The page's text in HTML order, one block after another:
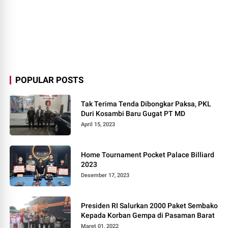
POPULAR POSTS
Tak Terima Tenda Dibongkar Paksa, PKL
Duri Kosambi Baru Gugat PT MD
April 15, 2023
Home Tournament Pocket Palace Billiard
2023
Desember 17, 2023
Presiden RI Salurkan 2000 Paket Sembako
Kepada Korban Gempa di Pasaman Barat
Maret 01, 2022